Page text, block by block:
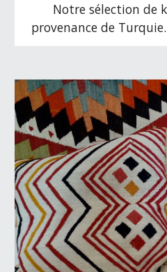
Notre sélection de
provenance de